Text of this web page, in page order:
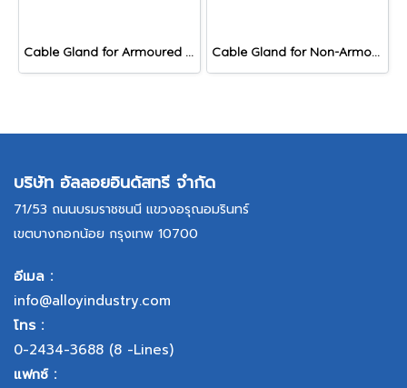
Cable Gland for Armoured Cable, DAC Series Cable Gland for Non-Armoured Cable, DNAF Series
บริษัท อัลลอยอินดัสทรี จำกัด
71/53 ถนนบรมราชชนนี แขวงอรุณอมรินทร์
เขตบางกอกน้อย กรุงเทพ 10700
อีเมล :
info@alloyindustry.com
โทร :
0-2434-3688 (8 -Lines)
แฟกซ์ :